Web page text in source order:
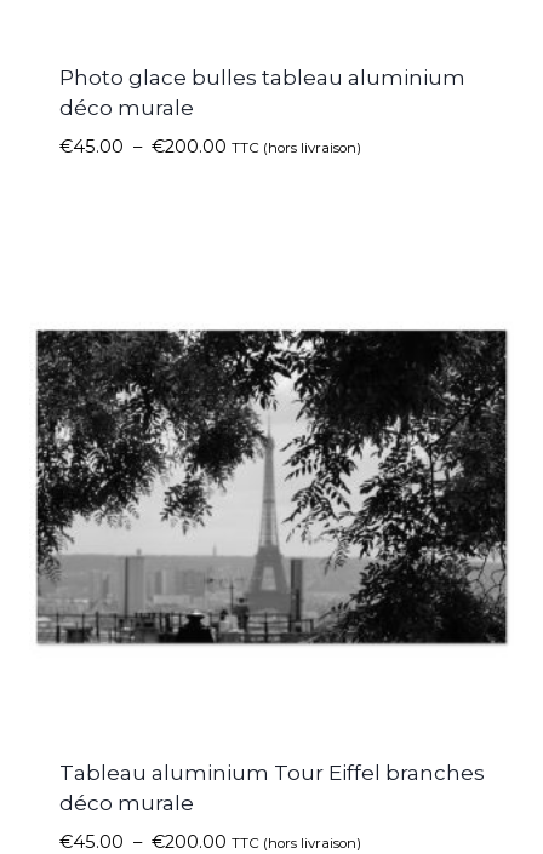
Photo glace bulles tableau aluminium
déco murale
€45.00 – €200.00 TTC (hors livraison)
Tableau aluminium Tour Eiffel branches
déco murale
€45.00 – €200.00 TTC (hors livraison)